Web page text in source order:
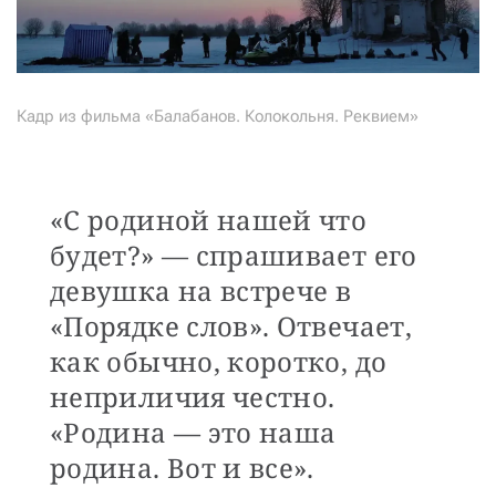
Кадр из фильма «Балабанов. Колокольня. Реквием»
«С родиной нашей что
будет?» — спрашивает его
девушка на встрече в
«Порядке слов». Отвечает,
как обычно, коротко, до
неприличия честно.
«Родина — это наша
родина. Вот и все».